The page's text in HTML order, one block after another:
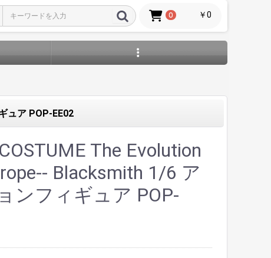
0 ￥0
ュア POP-EE02
The Evolution
Blacksmith 1/6 ア
ンフィギュア POP-